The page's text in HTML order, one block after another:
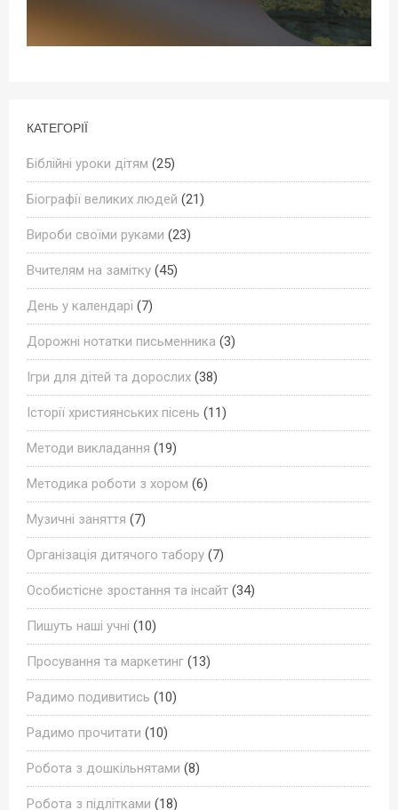
КАТЕГОРІЇ
Біблійні уроки дітям (25)
Біографії великих людей (21)
Вироби своїми руками (23)
Вчителям на замітку (45)
День у календарі (7)
Дорожні нотатки письменника (3)
Ігри для дітей та дорослих (38)
Історії християнських пісень (11)
Методи викладання (19)
Методика роботи з хором (6)
Музичні заняття (7)
Організація дитячого табору (7)
Особистісне зростання та інсайт (34)
Пишуть наші учні (10)
Просування та маркетинг (13)
Радимо подивитись (10)
Радимо прочитати (10)
Робота з дошкільнятами (8)
Робота з підлітками (18)